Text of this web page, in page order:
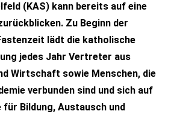
(KAS) kann bereits auf eine
Zu Beginn der
lädt die katholische
jedes Jahr Vertreter aus
Wirtschaft sowie Menschen, die
verbunden sind und sich auf
Bildung, Austausch und